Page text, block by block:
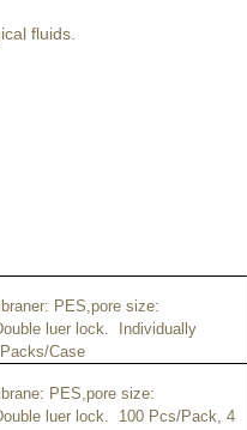
fluids.
PES,pore size:
luer lock. Individually
Case
PES,pore size:
luer lock. 100 Pcs/Pack, 4